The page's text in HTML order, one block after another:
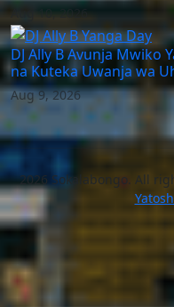
Aug 10, 2026
DJ Ally B Avunja Mwiko
na Kuteka Uwanja wa
Aug 9, 2026
2026 Sokalabongo. All